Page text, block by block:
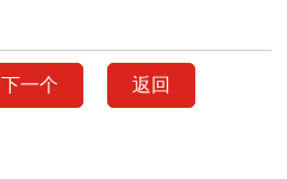
下一个 返回